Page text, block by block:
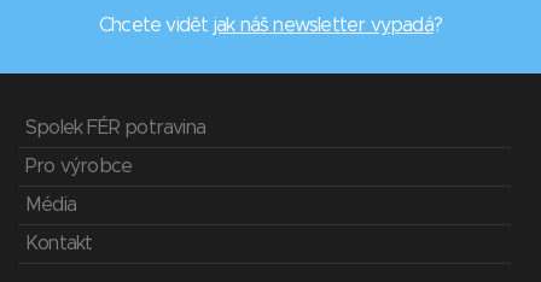
Chcete vidět jak náš newsletter vypadá?
Spolek FÉR potravina
Pro výrobce
Média
Kontakt